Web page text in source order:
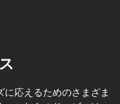
応えるためのさまざま